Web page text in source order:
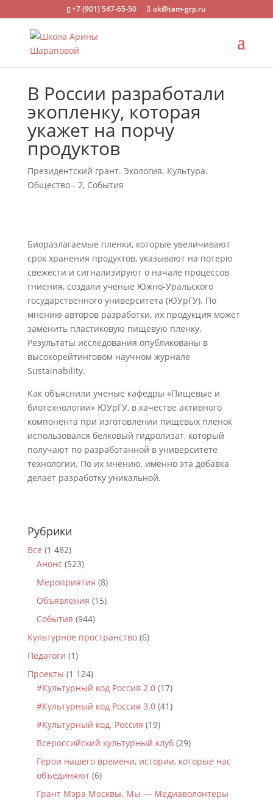
+7 (901) 547-65-50 ok@tam-grp.ru
В России разработали
экопленку, которая
укажет на порчу
продуктов
Президентский грант. Экология. Культура.
Общество - 2, События
Биоразлагаемые пленки, которые увеличивают
срок хранения продуктов, указывают на потерю
свежести и сигнализируют о начале процессов
гниения, создали ученые Южно-Уральского
государственного университета (ЮУрГУ). По
мнению авторов разработки, их продукция может
заменить пластиковую пищевую пленку.
Результаты исследования опубликованы в
высокорейтинговом научном журнале
Sustainability.
Как объяснили ученые кафедры «Пищевые и
биотехнологии» ЮУрГУ, в качестве активного
компонента при изготовлении пищевых пленок
использовался белковый гидролизат, который
получают по разработанной в университете
технологии. По их мнению, именно эта добавка
делает разработку уникальной.
Рубрики
Все (1 482)
Анонс (523)
Мероприятия (8)
Объявления (15)
События (944)
Культурное пространство(6)
Педагоги (1)
Проекты (1 124)
#Культурный код Россия 2.0(17)
#Культурный код Россия 3.0(41)
#Культурный код. Россия (19)
Всероссийский культурный клуб(29)
Герои нашего времени, истории, которые нас
объединяют(6)
Грант Мэра Москвы. Мы — Медиаволонтеры